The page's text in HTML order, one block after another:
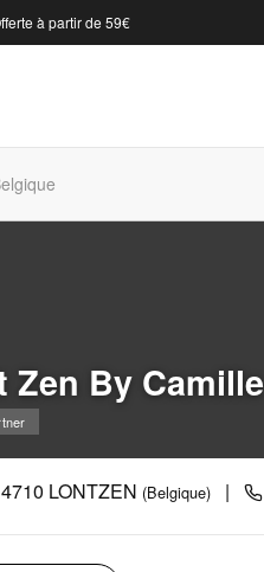
à partir de 59€
Zen By Camille
LONTZEN (Belgique) |